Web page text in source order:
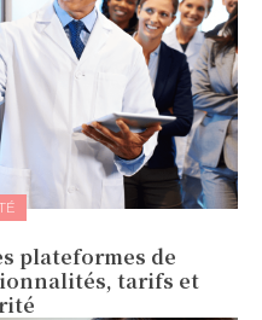
plateformes de
tarifs et